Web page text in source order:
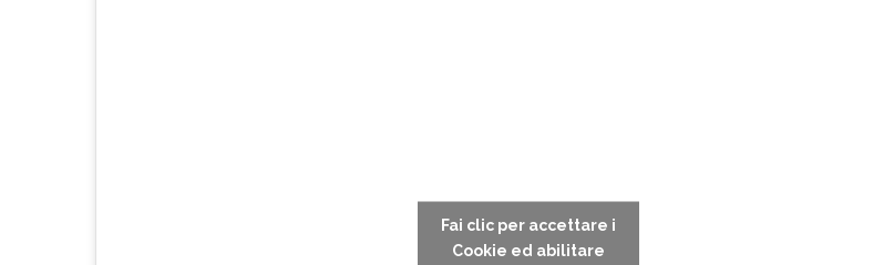
Fai clic per accettare i
Cookie ed abilitare